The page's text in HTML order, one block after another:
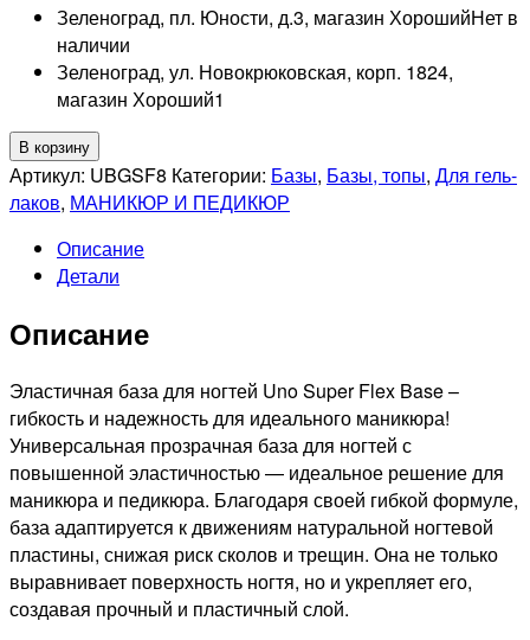
Зеленоград, пл. Юности, д.3, магазин ХорошийНет в
наличии
Зеленоград, ул. Новокрюковская, корп. 1824,
магазин Хороший1
Количество
товара
UNO
покрытие
под
лак
Flex,
8г
В корзину
Артикул: UBGSF8 Категории: Базы, Базы, топы, Для гель-
лаков, МАНИКЮР И ПЕДИКЮР
Описание
Детали
Описание
Эластичная база для ногтей Uno Super Flex Base –
гибкость и надежность для идеального маникюра!
Универсальная прозрачная база для ногтей с
повышенной эластичностью — идеальное решение для
маникюра и педикюра. Благодаря своей гибкой формуле,
база адаптируется к движениям натуральной ногтевой
пластины, снижая риск сколов и трещин. Она не только
выравнивает поверхность ногтя, но и укрепляет его,
создавая прочный и пластичный слой.